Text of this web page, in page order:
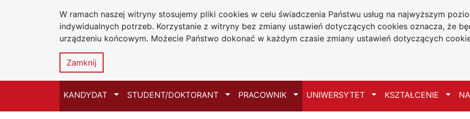
W ramach naszej witryny stosujemy pliki cookies w celu świadczenia Państwu usług na najwyższym
indywidualnych potrzeb. Korzystanie z witryny bez zmiany ustawień dotyczących cookies oznacza, że
urządzeniu końcowym. Możecie Państwo dokonać w każdym czasie zmiany ustawień dotyczących
Zamknij
Przejdź do głównego menu
Przejdź do treści
Przejdź do wyszukiwarki
Przejdź do mapy serwisuUniwersytet
Jana Długosza w Częstochowie
KANDYDAT Przełącz
STUDENT/DOKTORANT Przełącz
PRACOWNIK Przełącz
UNIWERSYTET Przełącz
KSZTAŁCENIE